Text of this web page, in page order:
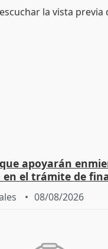
apoyarán
en el trámite de
08/08/2026